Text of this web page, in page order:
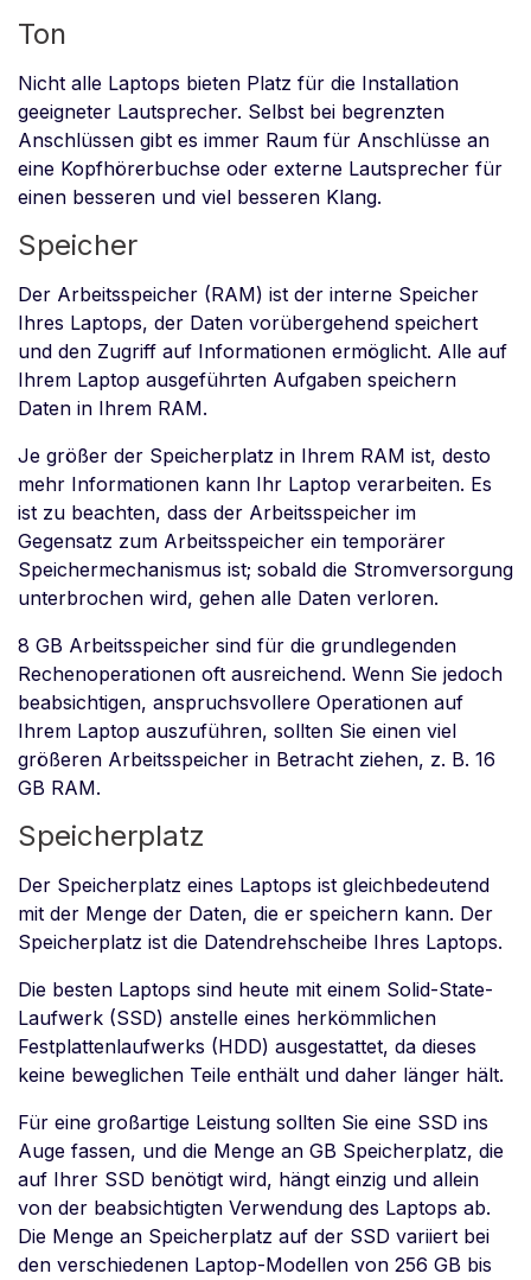
Ton
Nicht alle Laptops bieten Platz für die Installation
geeigneter Lautsprecher. Selbst bei begrenzten
Anschlüssen gibt es immer Raum für Anschlüsse an
eine Kopfhörerbuchse oder externe Lautsprecher für
einen besseren und viel besseren Klang.
Speicher
Der Arbeitsspeicher (RAM) ist der interne Speicher
Ihres Laptops, der Daten vorübergehend speichert
und den Zugriff auf Informationen ermöglicht. Alle auf
Ihrem Laptop ausgeführten Aufgaben speichern
Daten in Ihrem RAM.
Je größer der Speicherplatz in Ihrem RAM ist, desto
mehr Informationen kann Ihr Laptop verarbeiten. Es
ist zu beachten, dass der Arbeitsspeicher im
Gegensatz zum Arbeitsspeicher ein temporärer
Speichermechanismus ist; sobald die Stromversorgung
unterbrochen wird, gehen alle Daten verloren.
8 GB Arbeitsspeicher sind für die grundlegenden
Rechenoperationen oft ausreichend. Wenn Sie jedoch
beabsichtigen, anspruchsvollere Operationen auf
Ihrem Laptop auszuführen, sollten Sie einen viel
größeren Arbeitsspeicher in Betracht ziehen, z. B. 16
GB RAM.
Speicherplatz
Der Speicherplatz eines Laptops ist gleichbedeutend
mit der Menge der Daten, die er speichern kann. Der
Speicherplatz ist die Datendrehscheibe Ihres Laptops.
Die besten Laptops sind heute mit einem Solid-State-
Laufwerk (SSD) anstelle eines herkömmlichen
Festplattenlaufwerks (HDD) ausgestattet, da dieses
keine beweglichen Teile enthält und daher länger hält.
Für eine großartige Leistung sollten Sie eine SSD ins
Auge fassen, und die Menge an GB Speicherplatz, die
auf Ihrer SSD benötigt wird, hängt einzig und allein
von der beabsichtigten Verwendung des Laptops ab.
Die Menge an Speicherplatz auf der SSD variiert bei
den verschiedenen Laptop-Modellen von 256 GB bis